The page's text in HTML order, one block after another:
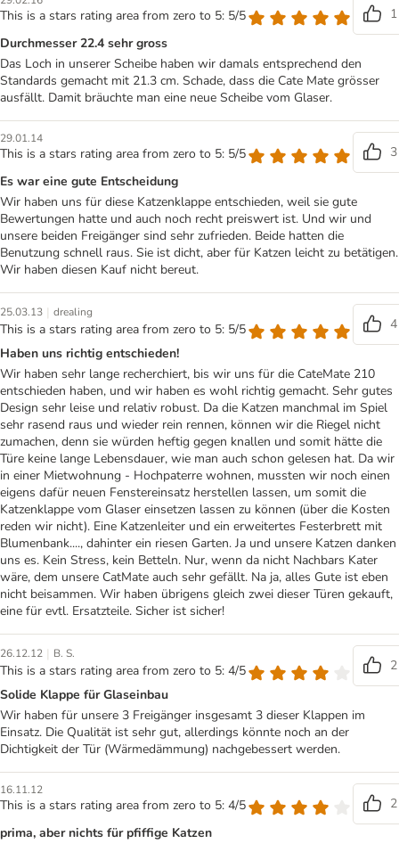
This is a stars rating area from zero to 5: 5/5
1
Durchmesser 22.4 sehr gross
Das Loch in unserer Scheibe haben wir damals entsprechend den
Standards gemacht mit 21.3 cm. Schade, dass die Cate Mate grösser
ausfällt. Damit bräuchte man eine neue Scheibe vom Glaser.
29.01.14
This is a stars rating area from zero to 5: 5/5
3
Es war eine gute Entscheidung
Wir haben uns für diese Katzenklappe entschieden, weil sie gute
Bewertungen hatte und auch noch recht preiswert ist. Und wir und
unsere beiden Freigänger sind sehr zufrieden. Beide hatten die
Benutzung schnell raus. Sie ist dicht, aber für Katzen leicht zu betätigen.
Wir haben diesen Kauf nicht bereut.
25.03.13 | drealing
This is a stars rating area from zero to 5: 5/5
4
Haben uns richtig entschieden!
Wir haben sehr lange recherchiert, bis wir uns für die CateMate 210
entschieden haben, und wir haben es wohl richtig gemacht. Sehr gutes
Design sehr leise und relativ robust. Da die Katzen manchmal im Spiel
sehr rasend raus und wieder rein rennen, können wir die Riegel nicht
zumachen, denn sie würden heftig gegen knallen und somit hätte die
Türe keine lange Lebensdauer, wie man auch schon gelesen hat. Da wir
in einer Mietwohnung - Hochpaterre wohnen, mussten wir noch einen
eigens dafür neuen Fenstereinsatz herstellen lassen, um somit die
Katzenklappe vom Glaser einsetzen lassen zu können (über die Kosten
reden wir nicht). Eine Katzenleiter und ein erweitertes Festerbrett mit
Blumenbank...., dahinter ein riesen Garten. Ja und unsere Katzen danken
uns es. Kein Stress, kein Betteln. Nur, wenn da nicht Nachbars Kater
wäre, dem unsere CatMate auch sehr gefällt. Na ja, alles Gute ist eben
nicht beisammen. Wir haben übrigens gleich zwei dieser Türen gekauft,
eine für evtl. Ersatzteile. Sicher ist sicher!
26.12.12 | B. S.
This is a stars rating area from zero to 5: 4/5
2
Solide Klappe für Glaseinbau
Wir haben für unsere 3 Freigänger insgesamt 3 dieser Klappen im
Einsatz. Die Qualität ist sehr gut, allerdings könnte noch an der
Dichtigkeit der Tür (Wärmedämmung) nachgebessert werden.
16.11.12
This is a stars rating area from zero to 5: 4/5
2
prima, aber nichts für pfiffige Katzen